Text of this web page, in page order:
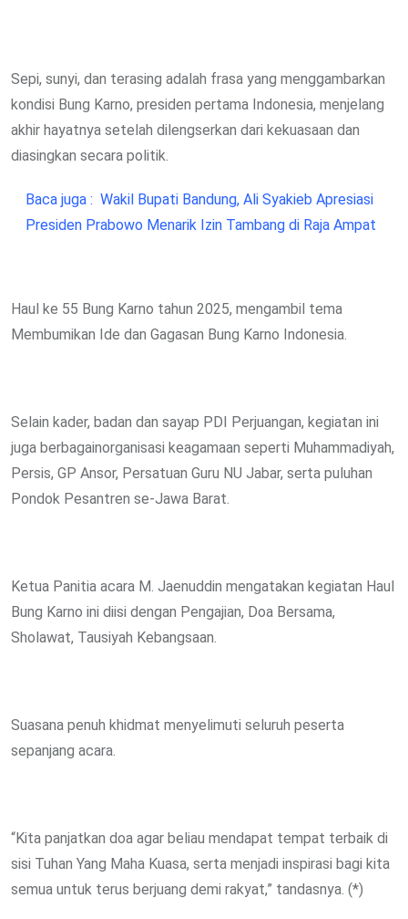
Sepi, sunyi, dan terasing adalah frasa yang menggambarkan
kondisi Bung Karno, presiden pertama Indonesia, menjelang
akhir hayatnya setelah dilengserkan dari kekuasaan dan
diasingkan secara politik.
Baca juga : Wakil Bupati Bandung, Ali Syakieb Apresiasi
Presiden Prabowo Menarik Izin Tambang di Raja Ampat
Haul ke 55 Bung Karno tahun 2025, mengambil tema
Membumikan Ide dan Gagasan Bung Karno Indonesia.
Selain kader, badan dan sayap PDI Perjuangan, kegiatan ini
juga berbagainorganisasi keagamaan seperti Muhammadiyah,
Persis, GP Ansor, Persatuan Guru NU Jabar, serta puluhan
Pondok Pesantren se-Jawa Barat.
Ketua Panitia acara M. Jaenuddin mengatakan kegiatan Haul
Bung Karno ini diisi dengan Pengajian, Doa Bersama,
Sholawat, Tausiyah Kebangsaan.
Suasana penuh khidmat menyelimuti seluruh peserta
sepanjang acara.
“Kita panjatkan doa agar beliau mendapat tempat terbaik di
sisi Tuhan Yang Maha Kuasa, serta menjadi inspirasi bagi kita
semua untuk terus berjuang demi rakyat,” tandasnya. (*)